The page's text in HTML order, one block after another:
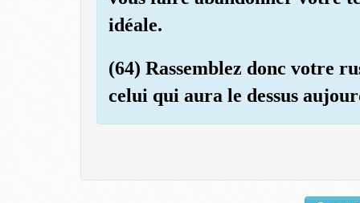
idéale.
(64) Rassemblez donc votre
celui qui aura le dessus